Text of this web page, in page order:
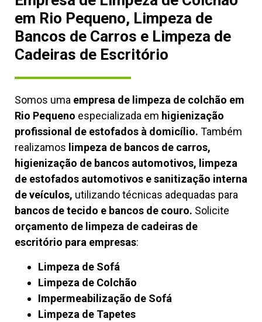
em Rio Pequeno, Limpeza de
Bancos de Carros e Limpeza de
Cadeiras de Escritório
Somos uma empresa de limpeza de colchão em
Rio Pequeno especializada em higienização
profissional de estofados à domicílio. Também
realizamos limpeza de bancos de carros,
higienização de bancos automotivos, limpeza
de estofados automotivos e sanitização interna
de veículos, utilizando técnicas adequadas para
bancos de tecido e bancos de couro. Solicite
orçamento de limpeza de cadeiras de
escritório para empresas:
Limpeza de Sofá
Limpeza de Colchão
Impermeabilização de Sofá
Limpeza de Tapetes